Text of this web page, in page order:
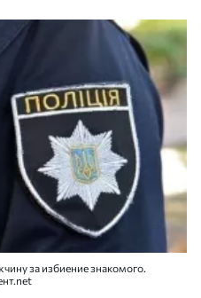
за избиение знакомого.